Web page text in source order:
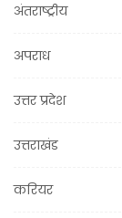
अंतराष्ट्रीय
अपराध
उत्तर प्रदेश
उत्तराखंड
करियर